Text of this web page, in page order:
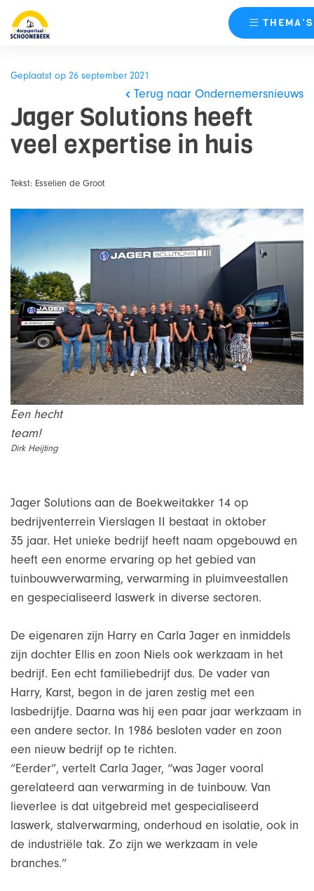
naar
THEMA’S
Geplaatst op 26 september 2021
Terug naar Ondernemersnieuws
Jager Solutions heeft
veel expertise in huis
Tekst: Esselien de Groot
Een hecht
team!
Dirk Heijting
Jager Solutions aan de Boekweitakker 14 op
bedrijventerrein Vierslagen II bestaat in oktober
35 jaar. Het unieke bedrijf heeft naam opgebouwd en
heeft een enorme ervaring op het gebied van
tuinbouwverwarming, verwarming in pluimveestallen
en gespecialiseerd laswerk in diverse sectoren.
De eigenaren zijn Harry en Carla Jager en inmiddels
zijn dochter Ellis en zoon Niels ook werkzaam in het
bedrijf. Een echt familiebedrijf dus. De vader van
Harry, Karst, begon in de jaren zestig met een
lasbedrijfje. Daarna was hij een paar jaar werkzaam in
een andere sector. In 1986 besloten vader en zoon
een nieuw bedrijf op te richten.
“Eerder”, vertelt Carla Jager, “was Jager vooral
gerelateerd aan verwarming in de tuinbouw. Van
lieverlee is dat uitgebreid met gespecialiseerd
laswerk, stalverwarming, onderhoud en isolatie, ook in
de industriële tak. Zo zijn we werkzaam in vele
branches.”